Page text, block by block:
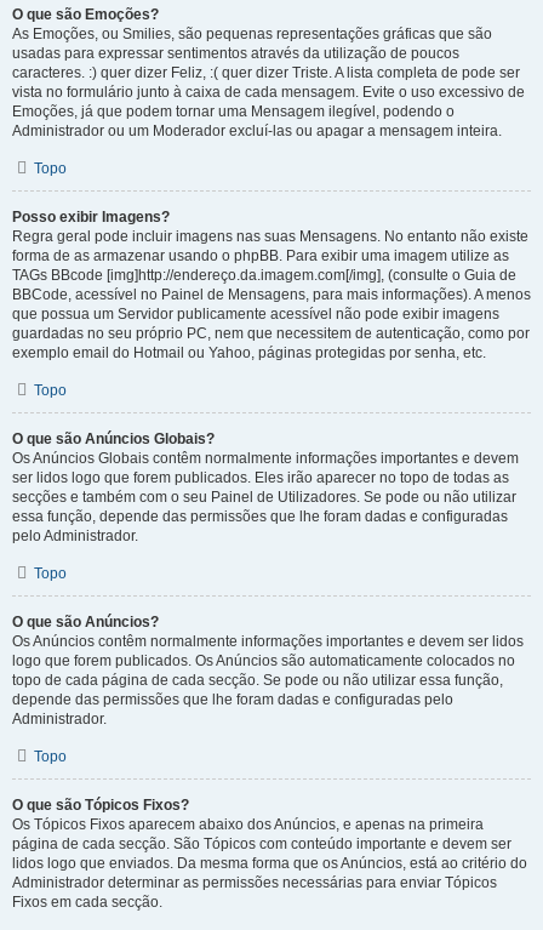
O que são Emoções?
As Emoções, ou Smilies, são pequenas representações gráficas que são
usadas para expressar sentimentos através da utilização de poucos
caracteres. :) quer dizer Feliz, :( quer dizer Triste. A lista completa de pode ser
vista no formulário junto à caixa de cada mensagem. Evite o uso excessivo de
Emoções, já que podem tornar uma Mensagem ilegível, podendo o
Administrador ou um Moderador excluí-las ou apagar a mensagem inteira.
Topo
Posso exibir Imagens?
Regra geral pode incluir imagens nas suas Mensagens. No entanto não existe
forma de as armazenar usando o phpBB. Para exibir uma imagem utilize as
TAGs BBcode [img]http://endereço.da.imagem.com[/img], (consulte o Guia de
BBCode, acessível no Painel de Mensagens, para mais informações). A menos
que possua um Servidor publicamente acessível não pode exibir imagens
guardadas no seu próprio PC, nem que necessitem de autenticação, como por
exemplo email do Hotmail ou Yahoo, páginas protegidas por senha, etc.
Topo
O que são Anúncios Globais?
Os Anúncios Globais contêm normalmente informações importantes e devem
ser lidos logo que forem publicados. Eles irão aparecer no topo de todas as
secções e também com o seu Painel de Utilizadores. Se pode ou não utilizar
essa função, depende das permissões que lhe foram dadas e configuradas
pelo Administrador.
Topo
O que são Anúncios?
Os Anúncios contêm normalmente informações importantes e devem ser lidos
logo que forem publicados. Os Anúncios são automaticamente colocados no
topo de cada página de cada secção. Se pode ou não utilizar essa função,
depende das permissões que lhe foram dadas e configuradas pelo
Administrador.
Topo
O que são Tópicos Fixos?
Os Tópicos Fixos aparecem abaixo dos Anúncios, e apenas na primeira
página de cada secção. São Tópicos com conteúdo importante e devem ser
lidos logo que enviados. Da mesma forma que os Anúncios, está ao critério do
Administrador determinar as permissões necessárias para enviar Tópicos
Fixos em cada secção.